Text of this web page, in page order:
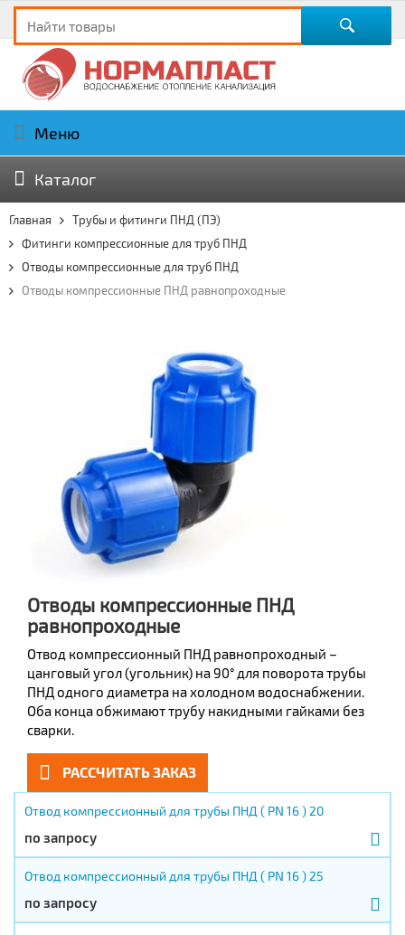
Меню
Каталог
Главная
Трубы и фитинги ПНД (ПЭ)
Фитинги компрессионные для труб ПНД
Отводы компрессионные для труб ПНД
Отводы компрессионные ПНД равнопроходные
Отводы компрессионные ПНД
равнопроходные
Отвод компрессионный ПНД равнопроходный –
цанговый угол (угольник) на 90° для поворота трубы
ПНД одного диаметра на холодном водоснабжении.
Оба конца обжимают трубу накидными гайками без
сварки.
РАССЧИТАТЬ ЗАКАЗ
Отвод компрессионный для трубы ПНД ( PN 16 ) 20
по запросу
Отвод компрессионный для трубы ПНД ( PN 16 ) 25
по запросу